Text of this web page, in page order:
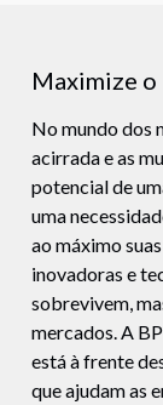
Maximize o
No mundo dos
acirrada e as
potencial de
uma
ao máximo
inovadoras e
sobrevivem,
mercados. A
está à frente
que ajudam as